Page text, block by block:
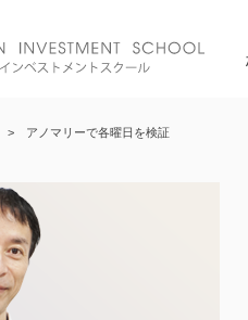
> アノマリーで各曜日を検証